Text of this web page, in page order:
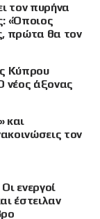
τον πυρήνα
«Όποιος
πρώτα θα τον
Κύπρου
νέος άξονας
και
τον
ενεργοί
έστειλαν